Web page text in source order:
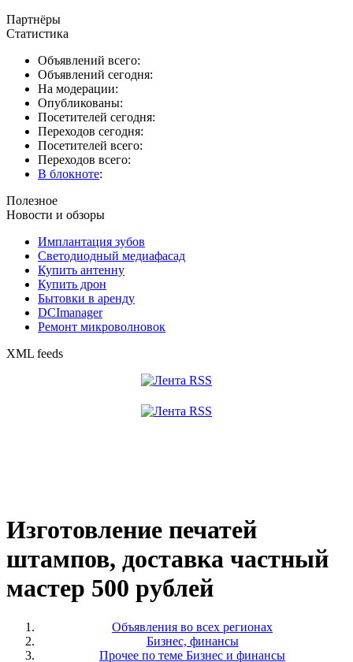
Партнёры
Статистика
Объявлений всего:
Объявлений сегодня:
На модерации:
Опубликованы:
Посетителей сегодня:
Переходов сегодня:
Посетителей всего:
Переходов всего:
В блокноте:
Полезное
Новости и обзоры
Имплантация зубов
Светодиодный медиафасад
Купить антенну
Купить дрон
Бытовки в аренду
DCImanager
Ремонт микроволновок
XML feeds
Изготовление печатей
штампов, доставка частный
мастер 500 рублей
Объявления во всех регионах
Бизнес, финансы
Прочее по теме Бизнес и финансы